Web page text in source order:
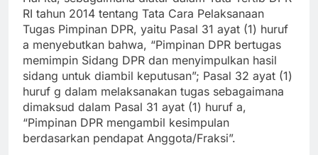
RI tahun 2014 tentang Tata Cara Pelaksanaan
Tugas Pimpinan DPR, yaitu Pasal 31 ayat (1) huruf
a menyebutkan bahwa, “Pimpinan DPR bertugas
memimpin Sidang DPR dan menyimpulkan hasil
sidang untuk diambil keputusan”; Pasal 32 ayat (1)
huruf g dalam melaksanakan tugas sebagaimana
dimaksud dalam Pasal 31 ayat (1) huruf a,
“Pimpinan DPR mengambil kesimpulan
berdasarkan pendapat Anggota/Fraksi”.